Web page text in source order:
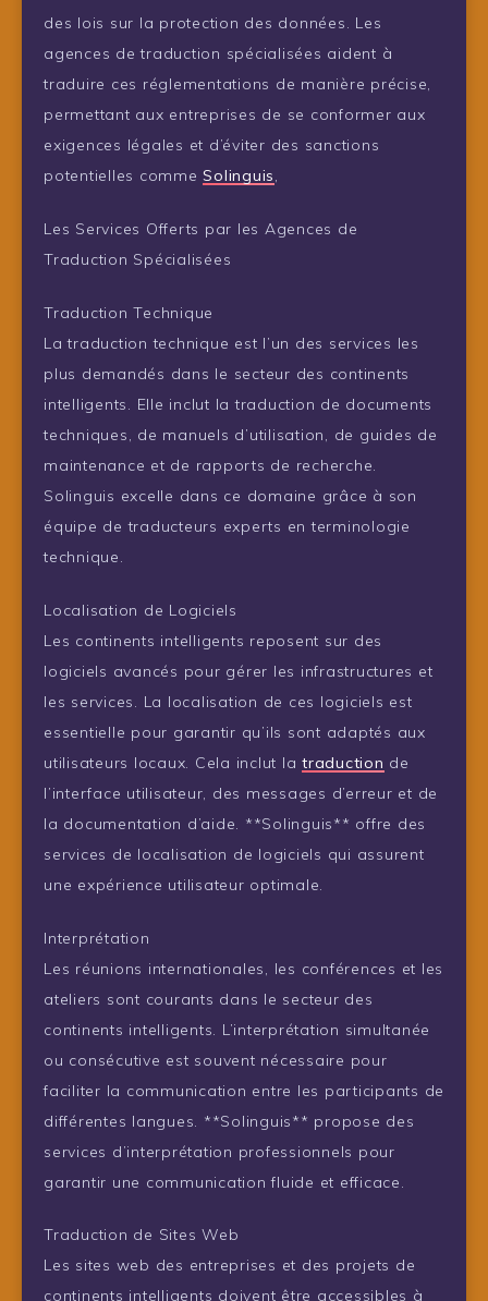
des lois sur la protection des données. Les
agences de traduction spécialisées aident à
traduire ces réglementations de manière précise,
permettant aux entreprises de se conformer aux
exigences légales et d’éviter des sanctions
potentielles commeSolinguis,
Les Services Offerts par les Agences de
Traduction Spécialisées
Traduction Technique
La traduction technique est l’un des services les
plus demandés dans le secteur des continents
intelligents. Elle inclut la traduction de documents
techniques, de manuels d’utilisation, de guides de
maintenance et de rapports de recherche.
Solinguis excelle dans ce domaine grâce à son
équipe de traducteurs experts en terminologie
technique.
Localisation de Logiciels
Les continents intelligents reposent sur des
logiciels avancés pour gérer les infrastructures et
les services. La localisation de ces logiciels est
essentielle pour garantir qu’ils sont adaptés aux
utilisateurs locaux. Cela inclut la traduction de
l’interface utilisateur, des messages d’erreur et de
la documentation d’aide. **Solinguis** offre des
services de localisation de logiciels qui assurent
une expérience utilisateur optimale.
Interprétation
Les réunions internationales, les conférences et les
ateliers sont courants dans le secteur des
continents intelligents. L’interprétation simultanée
ou consécutive est souvent nécessaire pour
faciliter la communication entre les participants de
différentes langues. **Solinguis** propose des
services d’interprétation professionnels pour
garantir une communication fluide et efficace.
Traduction de Sites Web
Les sites web des entreprises et des projets de
continents intelligents doivent être accessibles à